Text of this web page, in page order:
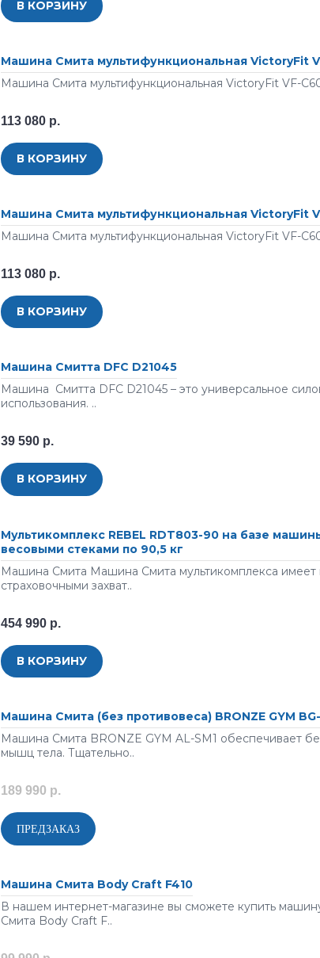
В КОРЗИНУ
Машина Смита мультифункциональная VictoryFit
Машина Смита мультифункциональная VictoryFit VF-
113 080 р.
В КОРЗИНУ
Машина Смита мультифункциональная VictoryFit
Машина Смита мультифункциональная VictoryFit VF-
113 080 р.
В КОРЗИНУ
Машина Смитта DFC D21045
Машина Смитта DFC D21045 – это универсальное
использования. ..
39 590 р.
В КОРЗИНУ
Мультикомплекс REBEL RDT803-90 на базе
весовыми стеками по 90,5 кг
Машина Смита Машина Смита мультикомплекса имеет
страховочными захват..
454 990 р.
В КОРЗИНУ
Машина Смита (без противовеса) BRONZE GYM
Машина Смита BRONZE GYM AL-SM1 обеспечивает
мышц тела. Тщательно..
189 990 р.
Машина Смита Body Craft F410
В нашем интернет-магазине вы сможете купить
Смита Body Craft F..